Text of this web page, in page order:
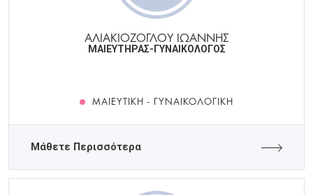
ΑΛΙΑΚΙΟΖΟΓΛΟΥ ΙΩΑΝΝΗΣ
ΜΑΙΕΥΤΗΡΑΣ-ΓΥΝΑΙΚΟΛΟΓΟΣ
ΜΑΙΕΥΤΙΚΉ - ΓΥΝΑΙΚΟΛΟΓΙΚΉ
Μάθετε Περισσότερα